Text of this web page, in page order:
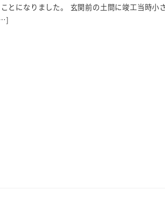
とになりました。 玄関前の土間に竣工当時小